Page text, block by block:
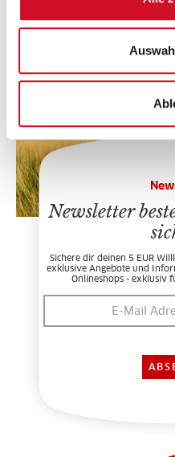
Bewertungen
Bitte akzeptiere unsere
Newsletter
Sichere dir deinen 5 EUR
exklusive Angebote und
Onlineshops - exklusiv